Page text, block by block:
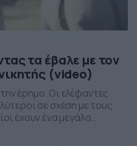
τα έβαλε με τον
(video)
έρημο. Οι ελέφαντες
σε σχέση με τους
έχουν ένα μεγάλο